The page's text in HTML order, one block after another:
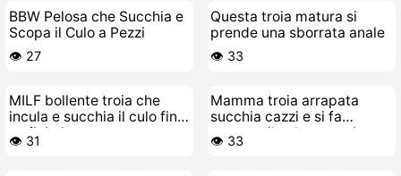
BBW Pelosa che Succhia e
Scopa il Culo a Pezzi
👁️ 27
Questa troia matura si
prende una sborrata anale
👁️ 33
MILF bollente troia che
incula e succhia il culo fino
a sfinirsi
👁️ 31
Mamma troia arrapata
succhia cazzi e si fa
scopare il culo a pezzi
👁️ 33